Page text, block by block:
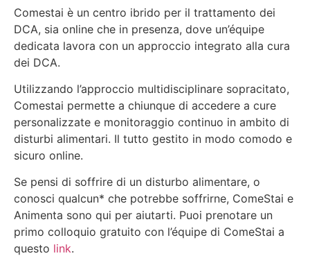
Comestai è un centro ibrido per il trattamento dei
DCA, sia online che in presenza, dove un’équipe
dedicata lavora con un approccio integrato alla cura
dei DCA.
Utilizzando l’approccio multidisciplinare sopracitato,
Comestai permette a chiunque di accedere a cure
personalizzate e monitoraggio continuo in ambito di
disturbi alimentari. Il tutto gestito in modo comodo e
sicuro online.
Se pensi di soffrire di un disturbo alimentare, o
conosci qualcun* che potrebbe soffrirne, ComeStai e
Animenta sono qui per aiutarti. Puoi prenotare un
primo colloquio gratuito con l’équipe di ComeStai a
questo link.